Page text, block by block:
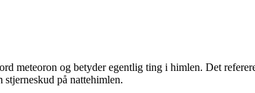
meteoron og betyder egentlig ting i himlen. Det
på nattehimlen.